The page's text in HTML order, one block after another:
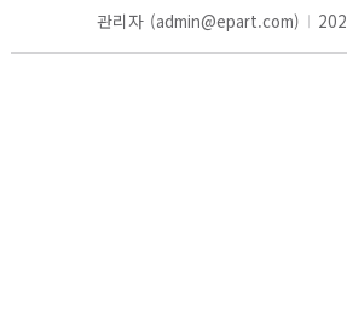
관리자 (admin@epart.com)